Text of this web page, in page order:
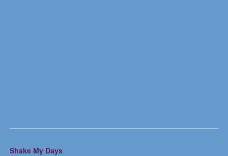
Shake My Days